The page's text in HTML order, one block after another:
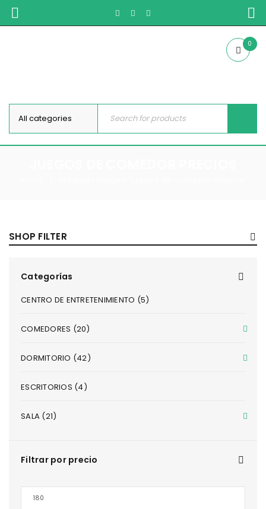
0
SHOP FILTER
Categorías
CENTRO DE ENTRETENIMIENTO (5)
COMEDORES (20)
DORMITORIO (42)
ESCRITORIOS (4)
SALA (21)
Filtrar por precio